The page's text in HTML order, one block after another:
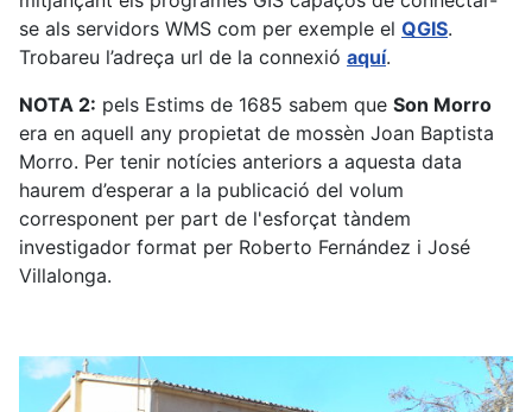
se als servidors WMS com per exemple el QGIS.
Trobareu l’adreça url de la connexió aquí.
NOTA 2: pels Estims de 1685 sabem que Son Morro
era en aquell any propietat de mossèn Joan Baptista
Morro. Per tenir notícies anteriors a aquesta data
haurem d’esperar a la publicació del volum
corresponent per part de l'esforçat tàndem
investigador format per Roberto Fernández i José
Villalonga.